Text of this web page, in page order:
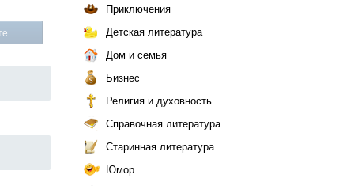
Приключения
Детская литература
Дом и семья
Бизнес
Религия и духовность
Справочная литература
Старинная литература
Юмор